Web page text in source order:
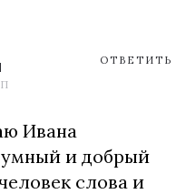
ОТВЕТИТЬ
Ивана
умный и добрый
слова и